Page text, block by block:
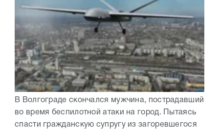
В Волгограде скончался мужчина, пострадавший
во время беспилотной атаки на город. Пытаясь
спасти гражданскую супругу из загоревшегося